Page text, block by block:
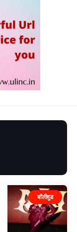
बॉलीवुड